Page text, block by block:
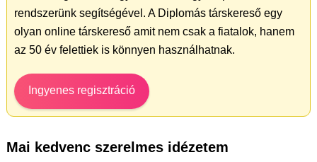
rendszerünk segítségével. A Diplomás társkereső egy
olyan online társkereső amit nem csak a fiatalok, hanem
az 50 év felettiek is könnyen használhatnak.
Ingyenes regisztráció
Mai kedvenc szerelmes idézetem